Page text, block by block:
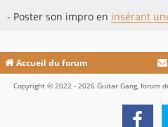
- Poster son impro en insérant
Accueil du forum
Copyright © 2022 - 2026 Guitar Gang, forum